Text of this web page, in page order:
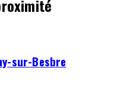
sur-Besbre